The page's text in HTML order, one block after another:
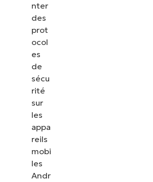
nter
des
prot
ocol
es
de
sécu
rité
sur
les
appa
reils
mobi
les
Andr